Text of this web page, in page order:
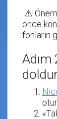
⚠️
önce
fonların
Adım